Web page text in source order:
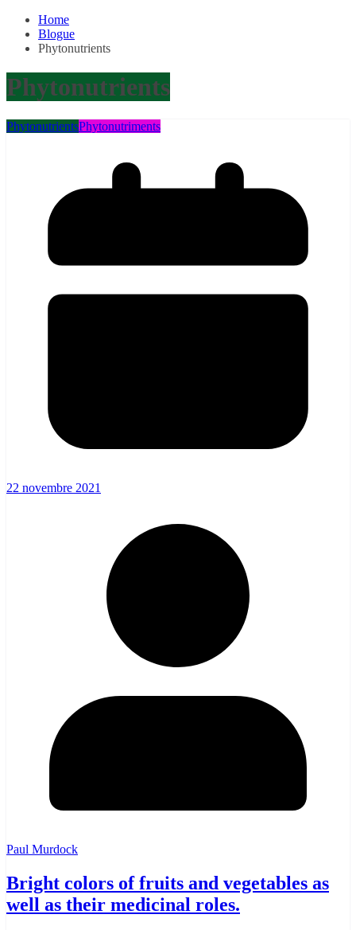
Home
Blogue
Phytonutrients
Phytonutrients
PhytonutrientsPhytonutriments
22 novembre 2021
Paul Murdock
Bright colors of fruits and vegetables as
well as their medicinal roles.